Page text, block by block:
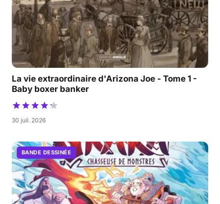
La vie extraordinaire d'Arizona Joe - Tome 1 -
Baby boxer banker
30 juil. 2026
BANDE DESSINÉE